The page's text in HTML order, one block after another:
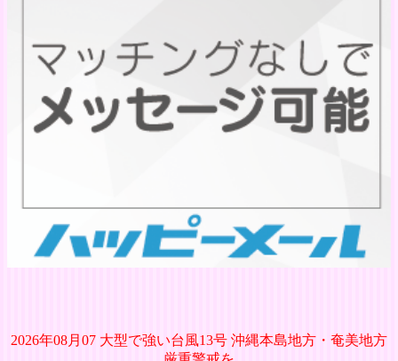
2026年08月07 大型で強い台風13号 沖縄本島地方・奄美地方